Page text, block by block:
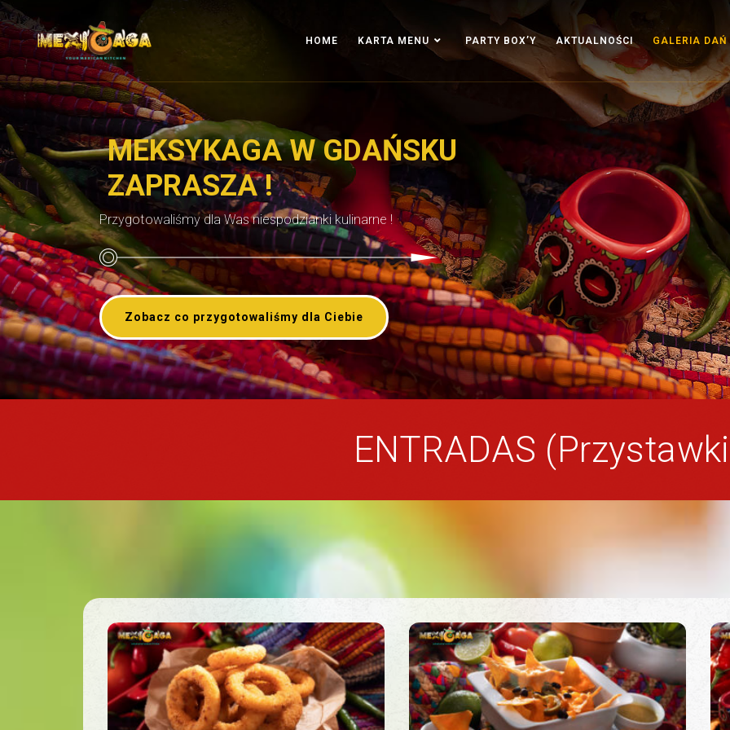
HOME KARTA MENU PARTY BOX’Y AKTUALNOŚCI GALERIA DAŃ
MEKSYKAGA W GDAŃSKU
ZAPRASZA !
Przygotowaliśmy dla Was niespodzianki kulinarne !
Zobacz co przygotowaliśmy dla Ciebie
ENTRADAS